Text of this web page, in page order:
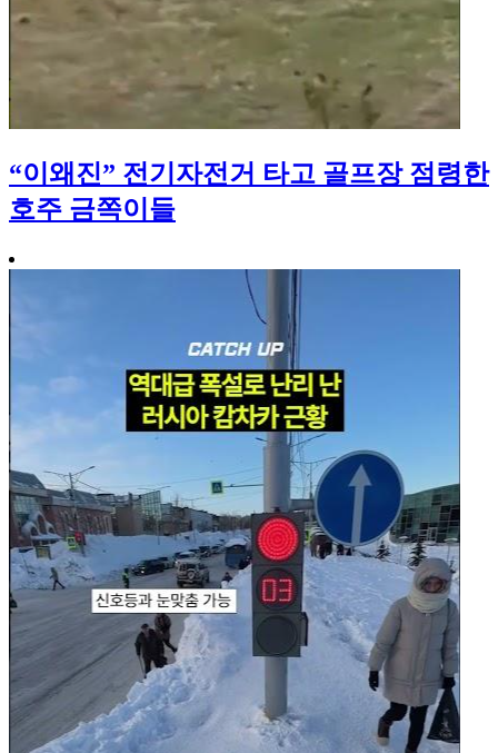
“이왜진” 전기자전거 타고 골프장 점령한
호주 금쪽이들